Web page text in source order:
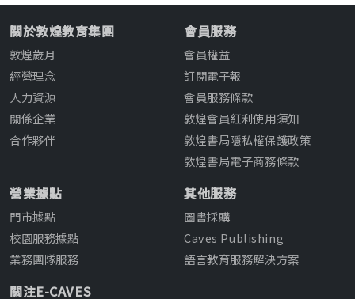
關於敦煌教育集團
敦煌歲月
經營理念
人力資源
關係企業
合作夥伴
會員服務
會員權益
訂閱電子報
會員服務條款
敦煌會員紅利使用須知
敦煌書局隱私權保護政策
敦煌書局電子商務條款
營業據點
門市據點
校園服務據點
業務團隊服務
其他服務
圖書採購
Caves Publishing
語言教育服務解決方案
關注E-CAVES